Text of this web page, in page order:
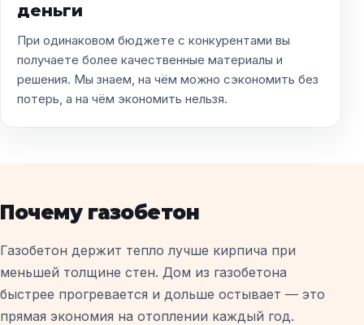
деньги
При одинаковом бюджете с конкурентами вы
получаете более качественные материалы и
решения. Мы знаем, на чём можно сэкономить без
потерь, а на чём экономить нельзя.
Почему газобетон
Газобетон держит тепло лучше кирпича при
меньшей толщине стен. Дом из газобетона
быстрее прогревается и дольше остывает — это
прямая экономия на отоплении каждый год.